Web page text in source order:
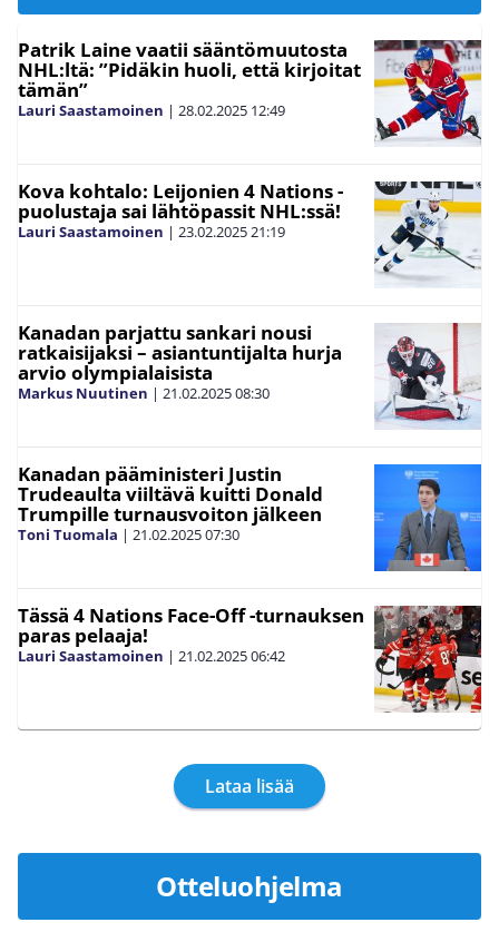
Patrik Laine vaatii sääntömuutosta
NHL:ltä: ”Pidäkin huoli, että kirjoitat
tämän”
Lauri Saastamoinen | 28.02.2025 12:49
Kova kohtalo: Leijonien 4 Nations -
puolustaja sai lähtöpassit NHL:ssä!
Lauri Saastamoinen | 23.02.2025 21:19
Kanadan parjattu sankari nousi
ratkaisijaksi – asiantuntijalta hurja
arvio olympialaisista
Markus Nuutinen | 21.02.202508:30
Kanadan pääministeri Justin
Trudeaulta viiltävä kuitti Donald
Trumpille turnausvoiton jälkeen
Toni Tuomala | 21.02.202507:30
Tässä 4 Nations Face-Off -turnauksen
paras pelaaja!
Lauri Saastamoinen | 21.02.202506:42
Lataa lisää
Otteluohjelma